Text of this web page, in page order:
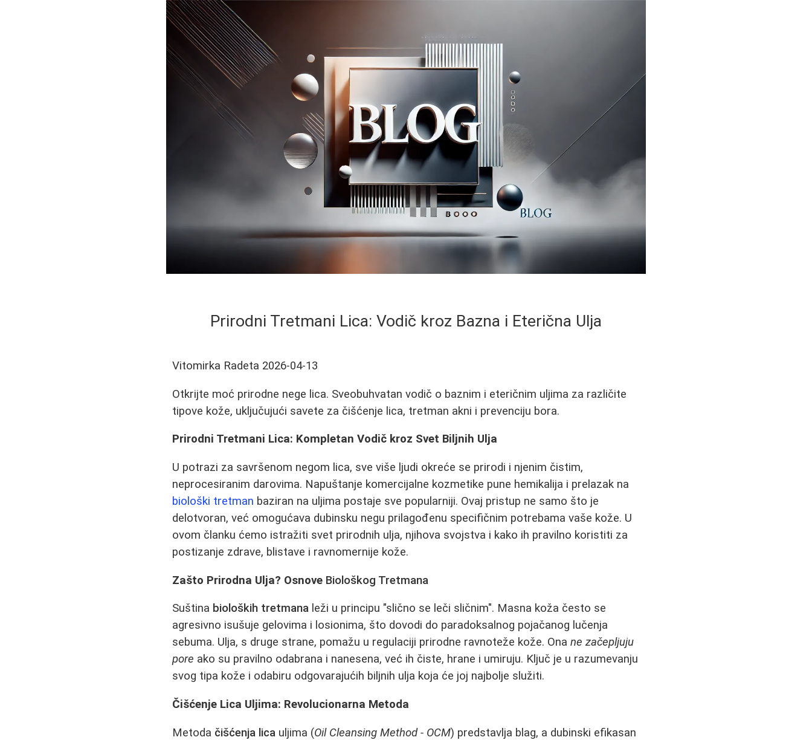
Prirodni Tretmani Lica: Vodič kroz Bazna i Eterična Ulja
Vitomirka Radeta 2026-04-13
Otkrijte moć prirodne nege lica. Sveobuhvatan vodič o baznim i eteričnim uljima za različite
tipove kože, uključujući savete za čišćenje lica, tretman akni i prevenciju bora.
Prirodni Tretmani Lica: Kompletan Vodič kroz Svet Biljnih Ulja
U potrazi za savršenom negom lica, sve više ljudi okreće se prirodi i njenim čistim,
neprocesiranim darovima. Napuštanje komercijalne kozmetike pune hemikalija i prelazak na
biološki tretman baziran na uljima postaje sve popularniji. Ovaj pristup ne samo što je
delotvoran, već omogućava dubinsku negu prilagođenu specifičnim potrebama vaše kože. U
ovom članku ćemo istražiti svet prirodnih ulja, njihova svojstva i kako ih pravilno koristiti za
postizanje zdrave, blistave i ravnomernije kože.
Zašto Prirodna Ulja? Osnove Biološkog Tretmana
Suština bioloških tretmana leži u principu "slično se leči sličnim". Masna koža često se
agresivno isušuje gelovima i losionima, što dovodi do paradoksalnog pojačanog lučenja
sebuma. Ulja, s druge strane, pomažu u regulaciji prirodne ravnoteže kože. Onane začepljuju
pore ako su pravilno odabrana i nanesena, već ih čiste, hrane i umiruju. Ključ je u razumevanju
svog tipa kože i odabiru odgovarajućih biljnih ulja koja će joj najbolje služiti.
Čišćenje Lica Uljima: Revolucionarna Metoda
Metoda čišćenja lica uljima (Oil Cleansing Method - OCM) predstavlja blag, a dubinski efikasan